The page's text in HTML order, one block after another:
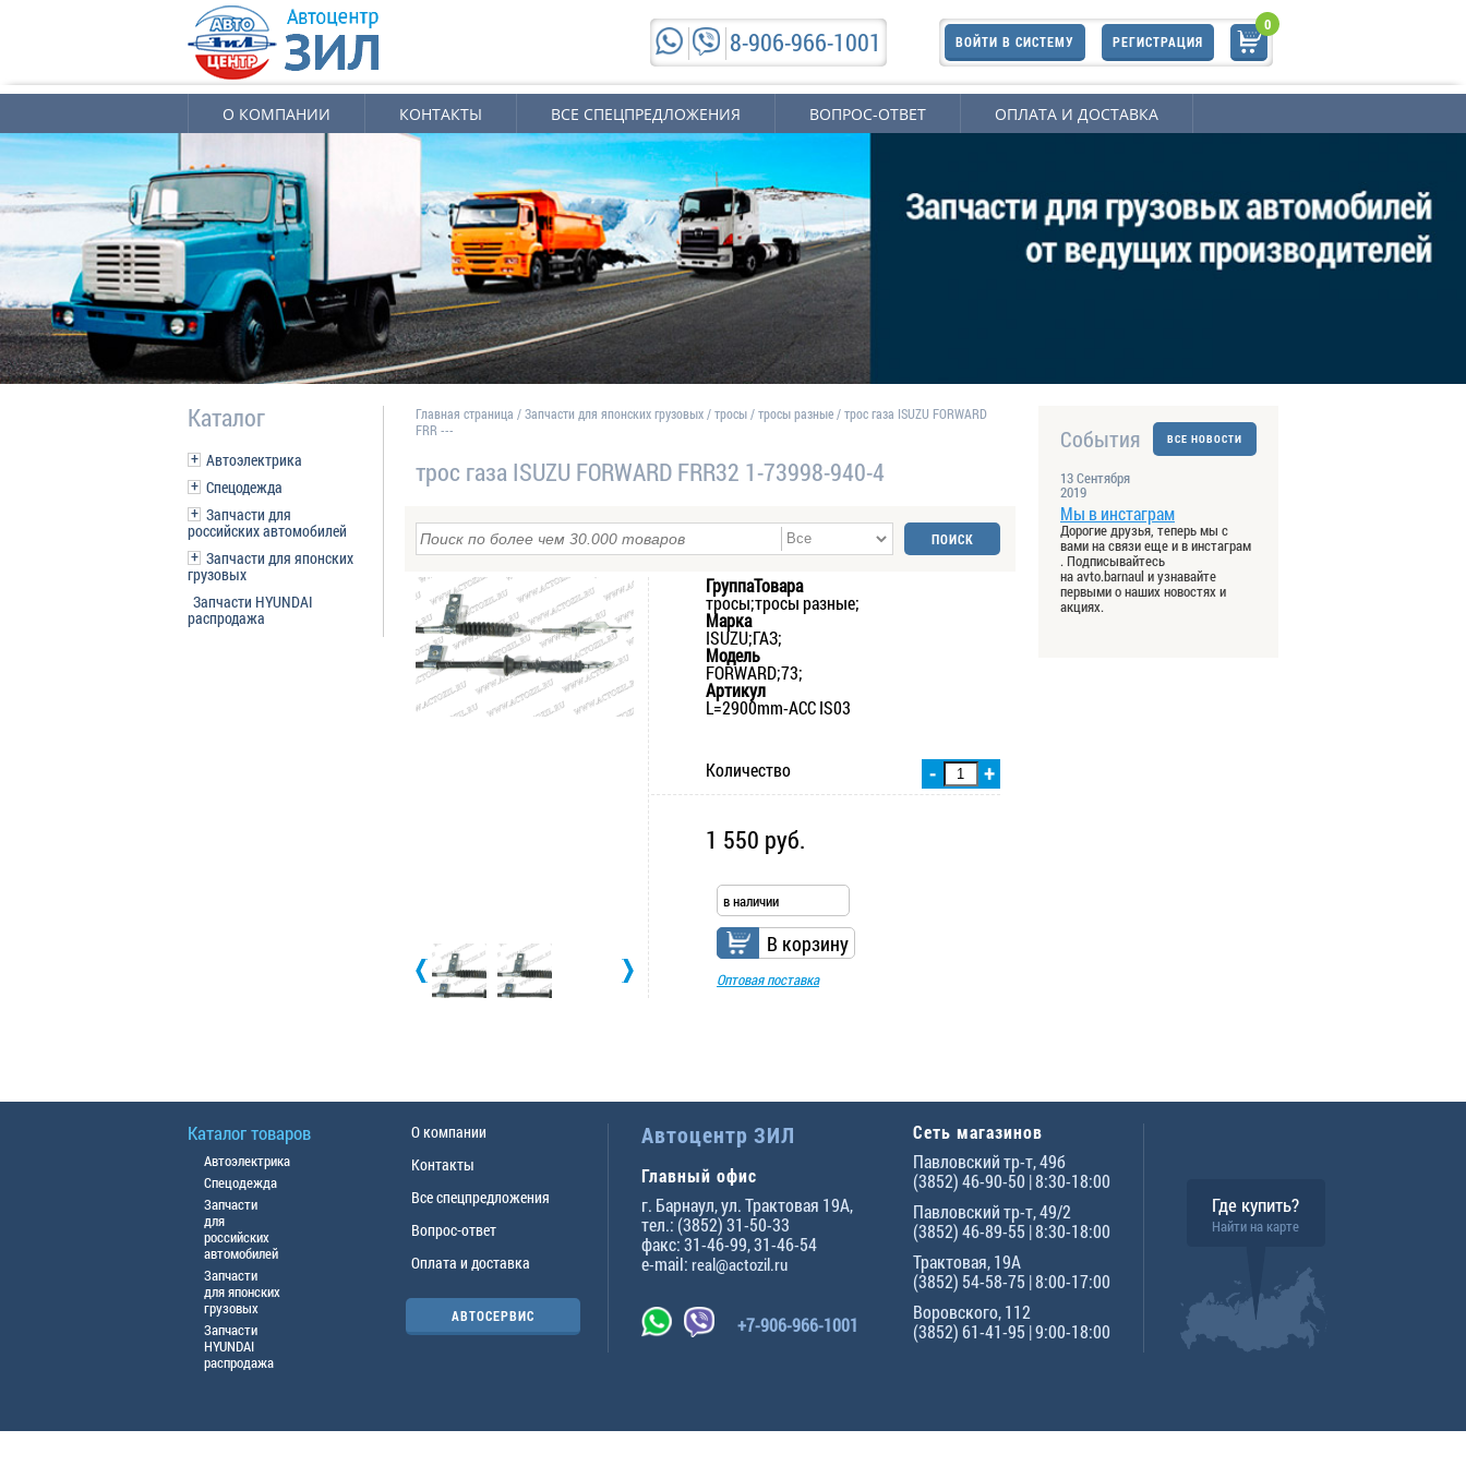
8-906-966-1001
0
ВОЙТИ В СИСТЕМУ РЕГИСТРАЦИЯ
О КОМПАНИИ КОНТАКТЫ ВСЕ СПЕЦПРЕДЛОЖЕНИЯ ВОПРОС-ОТВЕТ ОПЛАТА И ДОСТАВКА
Каталог
Автоэлектрика
Спецодежда
Запчасти для
российских автомобилей
Запчасти для японских
грузовых
Запчасти HYUNDAI
распродажа
ВСЕ НОВОСТИ
События
13 Сентября
2019
Мы в инстаграм
Дорогие друзья, теперь мы с
вами на связи еще и в инстаграм
. Подписывайтесь
на avto.barnaul и узнавайте
первыми о наших новостях и
акциях.
Главная страница /Запчасти для японских грузовых/тросы/тросы разные/трос газа ISUZU FORWARD
FRR ---
трос газа ISUZU FORWARD FRR32 1-73998-940-4
ГруппаТовара
тросы;тросы разные;
Марка
ISUZU;ГАЗ;
Модель
FORWARD;73;
Артикул
L=2900mm-ACC IS03
+
-
Количество
1 550 руб.
в наличии
В корзину
Оптовая поставка
Каталог товаров
Автоэлектрика
Спецодежда
Запчасти
для
российских
автомобилей
Запчасти
для японских
грузовых
Запчасти
HYUNDAI
распродажа
О компании
Контакты
Все спецпредложения
Вопрос-ответ
Оплата и доставка
АВТОСЕРВИС
Автоцентр ЗИЛ
Главный офис
г. Барнаул,ул. Трактовая 19А,
тел.: (3852) 31-50-33
факс:31-46-99,31-46-54
e-mail: real@actozil.ru
+7-906-966-1001
Сеть магазинов
Павловский тр-т, 49б
(3852) 46-90-50 | 8:30-18:00
Павловский тр-т, 49/2
(3852) 46-89-55 | 8:30-18:00
Трактовая, 19А
(3852) 54-58-75 | 8:00-17:00
Воровского, 112
(3852) 61-41-95 | 9:00-18:00
Где купить?
Найти на карте